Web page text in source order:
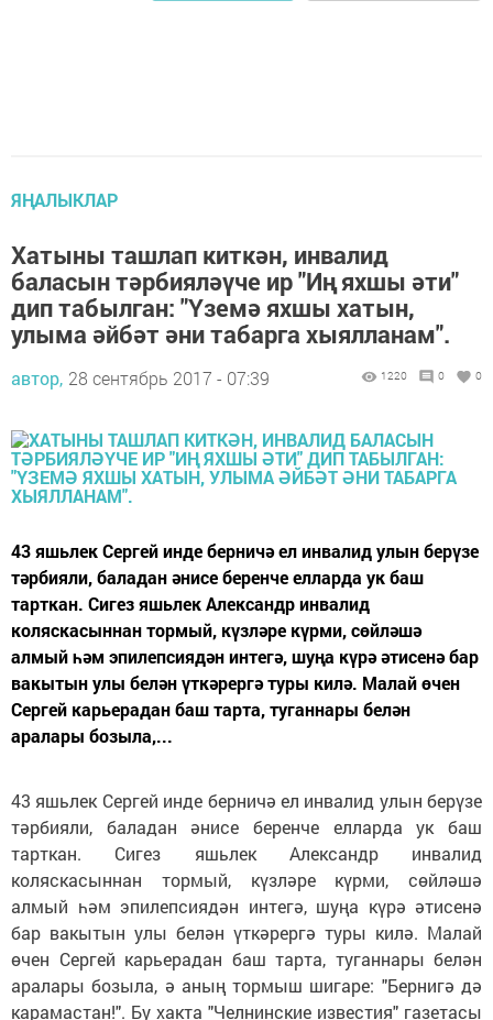
ЯҢАЛЫКЛАР
Хатыны ташлап киткән, инвалид
баласын тәрбияләүче ир "Иң яхшы әти"
дип табылган: "Үземә яхшы хатын,
улыма әйбәт әни табарга хыялланам".
автор, 28 сентябрь 2017 - 07:39 1220 0 0
43 яшьлек Сергей инде берничә ел инвалид улын берүзе
тәрбияли, баладан әнисе беренче елларда ук баш
тарткан. Сигез яшьлек Александр инвалид
коляскасыннан тормый, күзләре күрми, сөйләшә
алмый һәм эпилепсиядән интегә, шуңа күрә әтисенә бар
вакытын улы белән үткәрергә туры килә. Малай өчен
Сергей карьерадан баш тарта, туганнары белән
аралары бозыла,...
43 яшьлек Сергей инде берничә ел инвалид улын берүзе
тәрбияли, баладан әнисе беренче елларда ук баш
тарткан. Сигез яшьлек Александр инвалид
коляскасыннан тормый, күзләре күрми, сөйләшә
алмый һәм эпилепсиядән интегә, шуңа күрә әтисенә
бар вакытын улы белән үткәрергә туры килә. Малай
өчен Сергей карьерадан баш тарта, туганнары белән
аралары бозыла, ә аның тормыш шигаре: "Бернигә дә
карамастан!". Бу хакта "Челнинские известия" газетасы